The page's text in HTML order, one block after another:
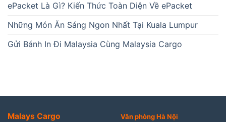
ePacket Là Gì? Kiến Thức Toàn Diện Về ePacket
Những Món Ăn Sáng Ngon Nhất Tại Kuala Lumpur
Gửi Bánh In Đi Malaysia Cùng Malaysia Cargo
Malays Cargo
Văn phòng Hà Nội